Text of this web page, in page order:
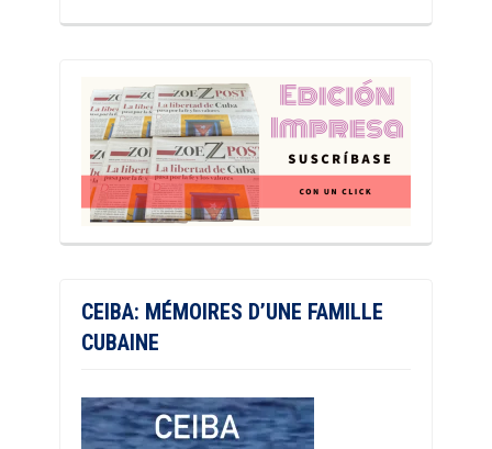
CEIBA: MÉMOIRES D’UNE FAMILLE
CUBAINE